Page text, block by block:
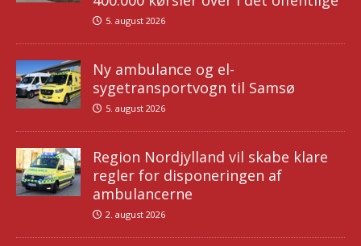
5. august 2026
Ny ambulance og el-
sygetransportvogn til Samsø
5. august 2026
Region Nordjylland vil skabe klare
regler for disponeringen af
ambulancerne
2. august 2026